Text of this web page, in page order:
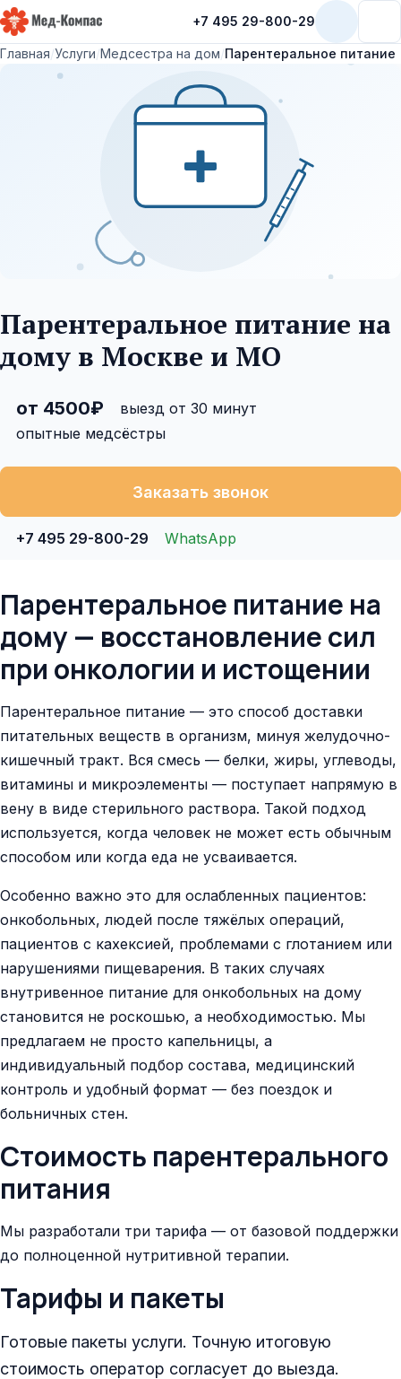
Мед-Компас
+7 495 29-800-29
Главная/Услуги/Медсестра на дом/Парентеральное питание
Парентеральное питание на
дому в Москве и МО
от 4500₽
выезд от 30 минут
опытные медсёстры
Заказать звонок
+7 495 29-800-29 WhatsApp
Парентеральное питание на
дому — восстановление сил
при онкологии и истощении
Парентеральное питание — это способ доставки
питательных веществ в организм, минуя желудочно-
кишечный тракт. Вся смесь — белки, жиры, углеводы,
витамины и микроэлементы — поступает напрямую в
вену в виде стерильного раствора. Такой подход
используется, когда человек не может есть обычным
способом или когда еда не усваивается.
Особенно важно это для ослабленных пациентов:
онкобольных, людей после тяжёлых операций,
пациентов с кахексией, проблемами с глотанием или
нарушениями пищеварения. В таких случаях
внутривенное питание для онкобольных на дому
становится не роскошью, а необходимостью. Мы
предлагаем не просто капельницы, а
индивидуальный подбор состава, медицинский
контроль и удобный формат — без поездок и
больничных стен.
Стоимость парентерального
питания
Мы разработали три тарифа — от базовой поддержки
до полноценной нутритивной терапии.
Тарифы и пакеты
Готовые пакеты услуги. Точную итоговую
стоимость оператор согласует до выезда.